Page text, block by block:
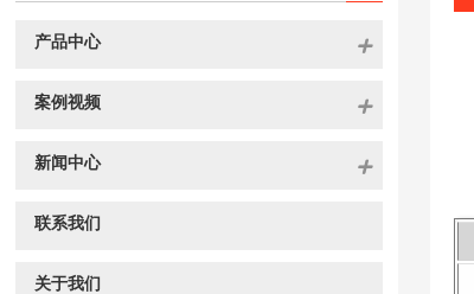
产品中心
案例视频
新闻中心
联系我们
关于我们